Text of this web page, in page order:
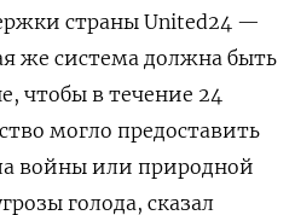
страны United24 —
же система должна быть
чтобы в течение 24
могло предоставить
войны или природной
голода, сказал